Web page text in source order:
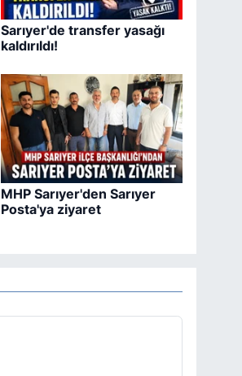
Sarıyer'de transfer yasağı
kaldırıldı!
MHP Sarıyer'den Sarıyer
Posta'ya ziyaret